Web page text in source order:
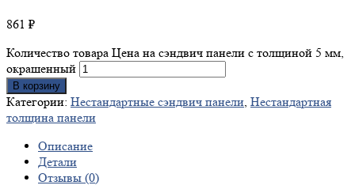
861 ₽
Количество товара Цена на сэндвич панели с толщиной 5 мм,
окрашенный
В корзину
Категории: Нестандартные сэндвич панели, Нестандартная
толщина панели
Описание
Детали
Отзывы (0)